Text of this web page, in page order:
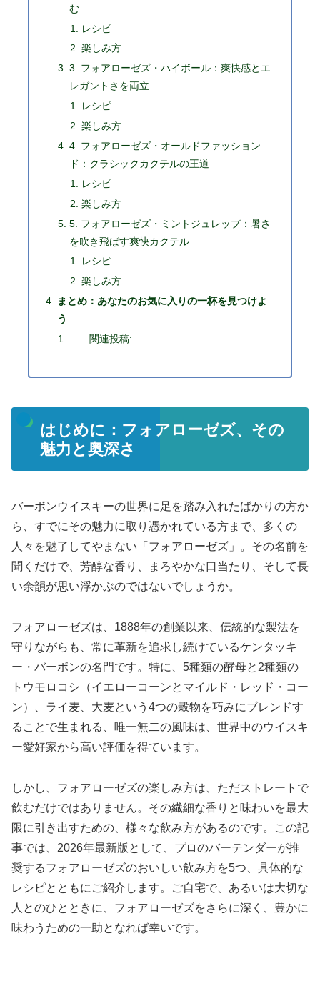
む
レシピ
楽しみ方
3. フォアローゼズ・ハイボール：爽快感とエ
レガントさを両立
レシピ
楽しみ方
4. フォアローゼズ・オールドファッション
ド：クラシックカクテルの王道
レシピ
楽しみ方
5. フォアローゼズ・ミントジュレップ：暑さ
を吹き飛ばす爽快カクテル
レシピ
楽しみ方
まとめ：あなたのお気に入りの一杯を見つけよ
う
関連投稿:
はじめに：フォアローゼズ、その
魅力と奥深さ
バーボンウイスキーの世界に足を踏み入れたばかりの方か
ら、すでにその魅力に取り憑かれている方まで、多くの
人々を魅了してやまない「フォアローゼズ」。その名前を
聞くだけで、芳醇な香り、まろやかな口当たり、そして長
い余韻が思い浮かぶのではないでしょうか。
フォアローゼズは、1888年の創業以来、伝統的な製法を
守りながらも、常に革新を追求し続けているケンタッキ
ー・バーボンの名門です。特に、5種類の酵母と2種類の
トウモロコシ（イエローコーンとマイルド・レッド・コー​​
ン）、ライ麦、大麦という4つの穀物を巧みにブレンドす
ることで生まれる、唯一無二の風味は、世界中のウイスキ
ー愛好家から高い評価を得ています。
しかし、フォアローゼズの楽しみ方は、ただストレートで
飲むだけではありません。その繊細な香りと味わいを最大
限に引き出すための、様々な飲み方があるのです。この記
事では、2026年最新版として、プロのバーテンダーが推
奨するフォアローゼズのおいしい飲み方を5つ、具体的な
レシピとともにご紹介します。ご自宅で、あるいは大切な
人とのひとときに、フォアローゼズをさらに深く、豊かに
味わうための一助となれば幸いです。